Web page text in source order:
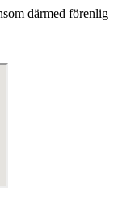
därmed förenlig